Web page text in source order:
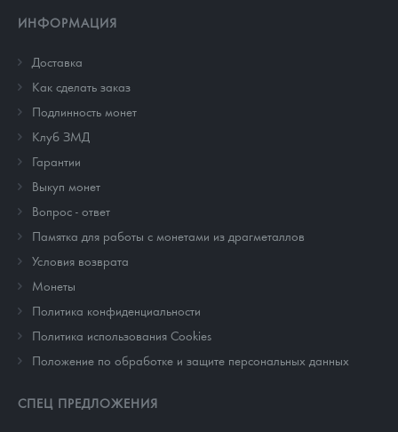
ИНФОРМАЦИЯ
Доставка
Как сделать заказ
Подлинность монет
Клуб ЗМД
Гарантии
Выкуп монет
Вопрос - ответ
Памятка для работы с монетами из драгметаллов
Условия возврата
Монеты
Политика конфиденциальности
Политика использования Cookies
Положение по обработке и защите персональных данных
СПЕЦ ПРЕДЛОЖЕНИЯ